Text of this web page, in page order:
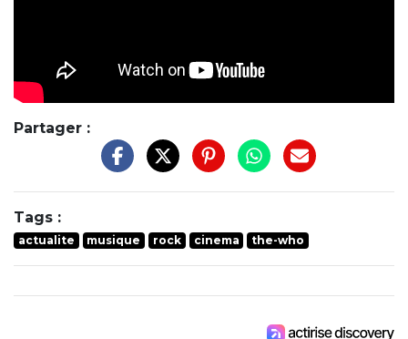
Partager :
Tags :
actualite musique rock cinema the-who